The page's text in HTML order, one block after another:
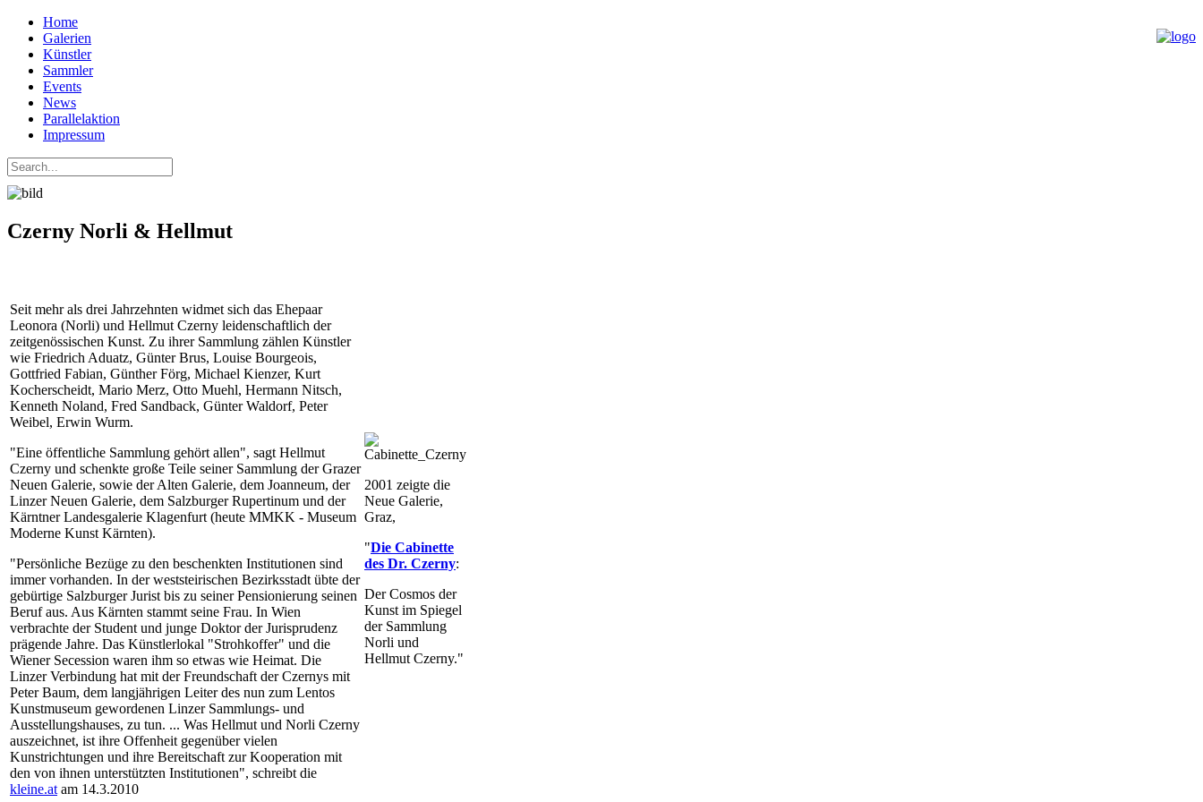
Home
Galerien
Künstler
Sammler
Events
News
Parallelaktion
Impressum
Czerny Norli & Hellmut
Seit mehr als drei Jahrzehnten widmet sich das Ehepaar
Leonora (Norli) und Hellmut Czerny leidenschaftlich der
zeitgenössischen Kunst. Zu ihrer Sammlung zählen Künstler
wie Friedrich Aduatz, Günter Brus, Louise Bourgeois,
Gottfried Fabian, Günther Förg, Michael Kienzer, Kurt
Kocherscheidt, Mario Merz, Otto Muehl, Hermann Nitsch,
Kenneth Noland, Fred Sandback, Günter Waldorf, Peter
Weibel, Erwin Wurm.
"Eine öffentliche Sammlung gehört allen", sagt Hellmut
Czerny und schenkte große Teile seiner Sammlung der Grazer
Neuen Galerie, sowie der Alten Galerie, dem Joanneum, der
Linzer Neuen Galerie, dem Salzburger Rupertinum und der
Kärntner Landesgalerie Klagenfurt (heute MMKK - Museum
Moderne Kunst Kärnten).
"Persönliche Bezüge zu den beschenkten Institutionen sind
immer vorhanden. In der weststeirischen Bezirksstadt übte der
gebürtige Salzburger Jurist bis zu seiner Pensionierung seinen
Beruf aus. Aus Kärnten stammt seine Frau. In Wien
verbrachte der Student und junge Doktor der Jurisprudenz
prägende Jahre. Das Künstlerlokal "Strohkoffer" und die
Wiener Secession waren ihm so etwas wie Heimat. Die
Linzer Verbindung hat mit der Freundschaft der Czernys mit
Peter Baum, dem langjährigen Leiter des nun zum Lentos
Kunstmuseum gewordenen Linzer Sammlungs- und
Ausstellungshauses, zu tun. ... Was Hellmut und Norli Czerny
auszeichnet, ist ihre Offenheit gegenüber vielen
Kunstrichtungen und ihre Bereitschaft zur Kooperation mit
den von ihnen unterstützten Institutionen", schreibt die
kleine.at am 14.3.2010
2001 zeigte die
Neue Galerie,
Graz,
"Die Cabinette
des Dr. Czerny:
Der Cosmos der
Kunst im Spiegel
der Sammlung
Norli und
Hellmut Czerny."